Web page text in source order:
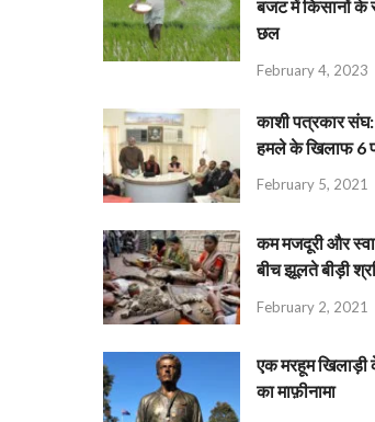
बजट में किसानों के
छल
February 4, 2023
काशी पत्रकार संघ:
हमले के खिलाफ 6
February 5, 2021
कम मजदूरी और
बीच झूलते बीड़ी
February 2, 2021
एक मरहूम
का माफ़ीनामा